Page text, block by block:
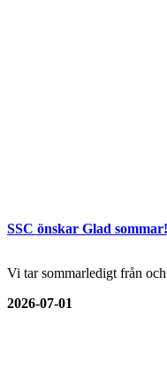
SSC önskar Glad sommar!
Vi tar sommarledigt från
2026-07-01